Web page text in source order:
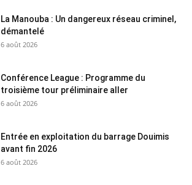
La Manouba : Un dangereux réseau criminel,
démantelé
6 août 2026
Conférence League : Programme du
troisième tour préliminaire aller
6 août 2026
Entrée en exploitation du barrage Douimis
avant fin 2026
6 août 2026